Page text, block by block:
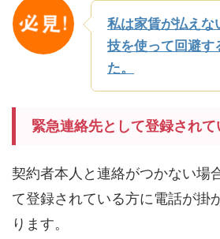
私は家賃が払えな
技を使って回避す
た。
緊急連絡先として登録され
契約者本人と連絡がつかない場
て登録されている方に電話が掛
ります。